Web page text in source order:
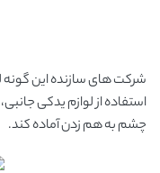
شرکت های سازنده این گونه
استفاده از لوازم یدکی
چشم به هم زدن آماده کند.